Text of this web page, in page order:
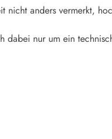
anders vermerkt,
nur um ein